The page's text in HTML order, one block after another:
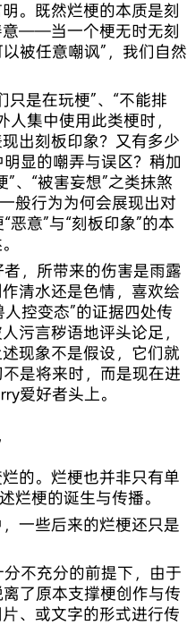
。既然烂梗的本质是刻
意——当一个梗无时无刻
被任意嘲讽”，我们自然
是在玩梗”、“不能排
集中使用此类梗时，
出刻板印象？又有多少
显的嘲弄与误区？稍加
、“被害妄想”之类抹煞
般行为为何会展现出对
意”与“刻板印象”的本
，所带来的伤害是雨露
清水还是色情，喜欢绘
控变态”的证据四处传
污言秽语地评头论足，
现象不是假设，它们就
是将来时，而是现在进
爱好者头上。
的。烂梗也并非只有单
烂梗的诞生与传播。
一些后来的烂梗还只是
不充分的前提下，由于
了原本支撑梗创作与传
、或文字的形式进行传